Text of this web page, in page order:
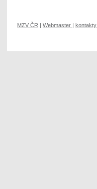
MZV ČR | Webmaster | kontakty